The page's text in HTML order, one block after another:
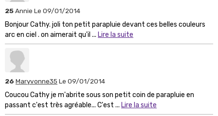
25Annie Le 09/01/2014
Bonjour Cathy. joli ton petit parapluie devant ces belles couleurs
arc en ciel . on aimerait qu'il ... Lire la suite
26 Maryvonne35 Le 09/01/2014
Coucou Cathy je m'abrite sous son petit coin de parapluie en
passant c'est très agréable... C'est ... Lire la suite